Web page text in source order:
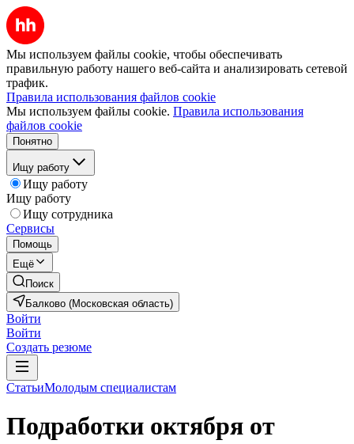
Мы используем файлы cookie, чтобы обеспечивать
правильную работу нашего веб-сайта и анализировать сетевой
трафик.
Правила использования файлов cookie
Мы используем файлы cookie. Правила использования
файлов cookie
Понятно
Ищу работу
Ищу работу
Ищу работу
Ищу сотрудника
Сервисы
Помощь
Ещё
Поиск
Балково (Московская область)
Войти
Войти
Создать резюме
СтатьиМолодым специалистам
Подработки октября от